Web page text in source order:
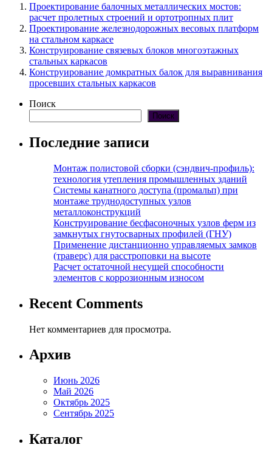
Проектирование балочных металлических мостов:
расчет пролетных строений и ортотропных плит
Проектирование железнодорожных весовых платформ
на стальном каркасе
Конструирование связевых блоков многоэтажных
стальных каркасов
Конструирование домкратных балок для выравнивания
просевших стальных каркасов
Поиск
Поиск
Последние записи
Монтаж полистовой сборки (сэндвич-профиль):
технология утепления промышленных зданий
Системы канатного доступа (промальп) при
монтаже труднодоступных узлов
металлоконструкций
Конструирование бесфасоночных узлов ферм из
замкнутых гнутосварных профилей (ГНУ)
Применение дистанционно управляемых замков
(траверс) для расстроповки на высоте
Расчет остаточной несущей способности
элементов с коррозионным износом
Recent Comments
Нет комментариев для просмотра.
Архив
Июнь 2026
Май 2026
Октябрь 2025
Сентябрь 2025
Каталог